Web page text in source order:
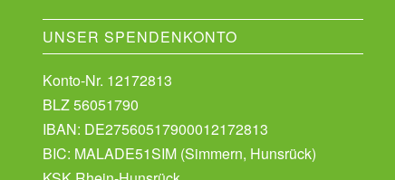
UNSER SPENDENKONTO
Konto-Nr. 12172813
BLZ 56051790
IBAN: DE27560517900012172813
BIC: MALADE51SIM (Simmern, Hunsrück)